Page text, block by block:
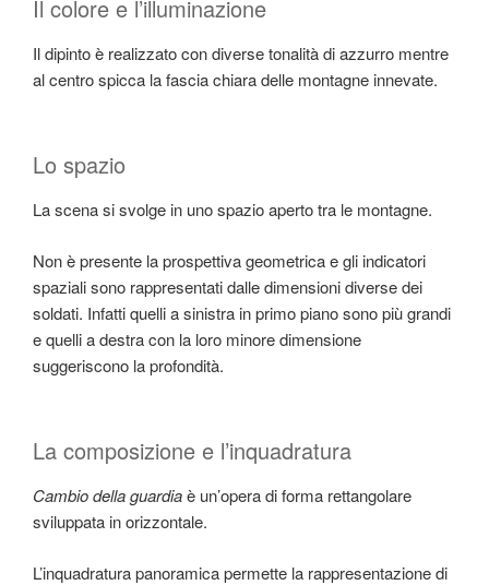
Il colore e l’illuminazione
Il dipinto è realizzato con diverse tonalità di azzurro mentre
al centro spicca la fascia chiara delle montagne innevate.
Lo spazio
La scena si svolge in uno spazio aperto tra le montagne.
Non è presente la prospettiva geometrica e gli indicatori
spaziali sono rappresentati dalle dimensioni diverse dei
soldati. Infatti quelli a sinistra in primo piano sono più grandi
e quelli a destra con la loro minore dimensione
suggeriscono la profondità.
La composizione e l’inquadratura
Cambio della guardiaè un’opera di forma rettangolare
sviluppata in orizzontale.
L’inquadratura panoramica permette la rappresentazione di